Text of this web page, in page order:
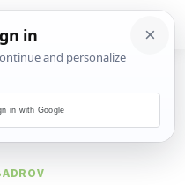
na
in with Google